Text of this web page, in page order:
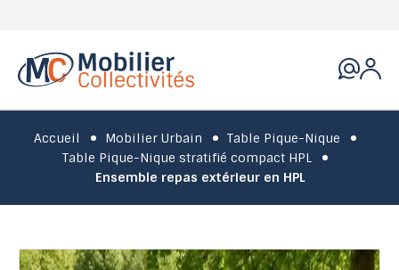
Accueil Mobilier Urbain
Table Pique-Nique
Table Pique-Nique stratifié compact HPL
Ensemble repas extérieur en HPL